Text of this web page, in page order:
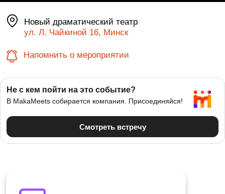
Новый драматический театр
ул. Л. Чайкиной 16, Минск
Напомнить о мероприятии